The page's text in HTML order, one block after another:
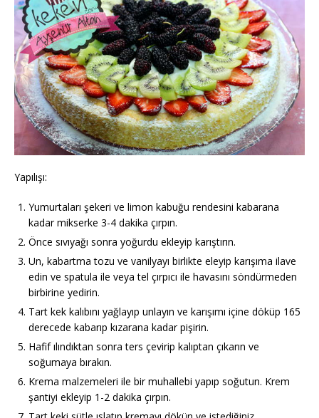
Yapılışı:
Yumurtaları şekeri ve limon kabuğu rendesini kabarana
kadar mikserke 3-4 dakika çırpın.
Önce sıvıyağı sonra yoğurdu ekleyip karıştırın.
Un, kabartma tozu ve vanilyayı birlikte eleyip karışıma ilave
edin ve spatula ile veya tel çırpıcı ile havasını söndürmeden
birbirine yedirin.
Tart kek kalıbını yağlayıp unlayın ve karışımı içine döküp 165
derecede kabarıp kızarana kadar pişirin.
Hafif ılındıktan sonra ters çevirip kalıptan çıkarın ve
soğumaya bırakın.
Krema malzemeleri ile bir muhallebi yapıp soğutun. Krem
şantiyi ekleyip 1-2 dakika çırpın.